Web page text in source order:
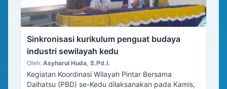
Sinkronisasi kurikulum penguat budaya
industri sewilayah kedu
Oleh: Asyharul Huda, S.Pd.I.
Kegiatan Koordinasi Wilayah Pintar Bersama
Daihatsu (PBD) se-Kedu dilaksanakan pada Kamis,